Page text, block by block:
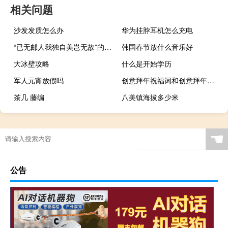
相关问题
沙发发质怎么办
华为挂脖耳机怎么充电
“已无邮人我独自美岂无故”的出处是哪里
韩国春节放什么音乐好
大冰壁攻略
什么是开始学历
军人元宵放假吗
创意拜年祝福词和创意拜年视频
茶几 藤编
八美镇海拔多少米
☚
公告